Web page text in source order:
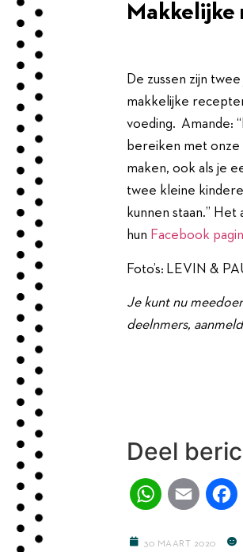
De zussen zijn
makkelijke
voeding. Amande:
bereiken met onze
maken, ook als je
twee kleine
kunnen staan.”
hun Facebook
Foto’s: LEVIN &
Je kunt nu
deelnmers,
Deel
WhatsApp
Email
30 MAART 2020